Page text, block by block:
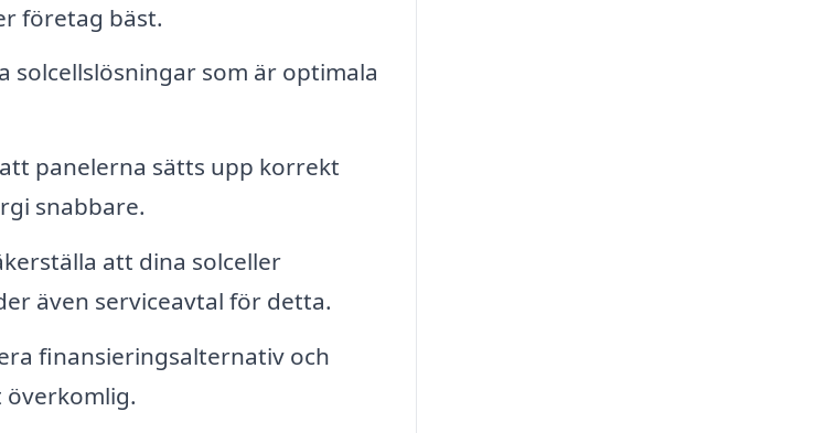
företag bäst.
solcellslösningar som är optimala
panelerna sätts upp korrekt
snabbare.
att dina solceller
även serviceavtal för detta.
finansieringsalternativ och